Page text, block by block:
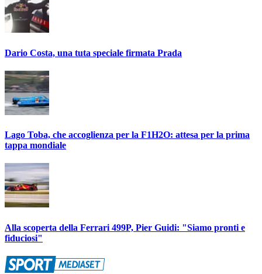
Dario Costa, una tuta speciale firmata Prada
Lago Toba, che accoglienza per la F1H2O: attesa per la prima
tappa mondiale
Alla scoperta della Ferrari 499P, Pier Guidi: "Siamo pronti e
fiduciosi"